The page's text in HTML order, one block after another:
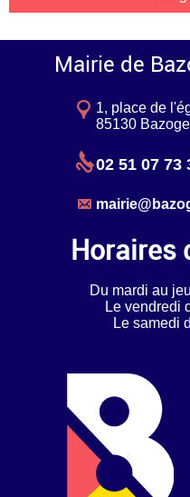
Mairie de
1, place de
85130
02 51 07 73
Horaires
Du mardi au
Le vendredi
Le samedi